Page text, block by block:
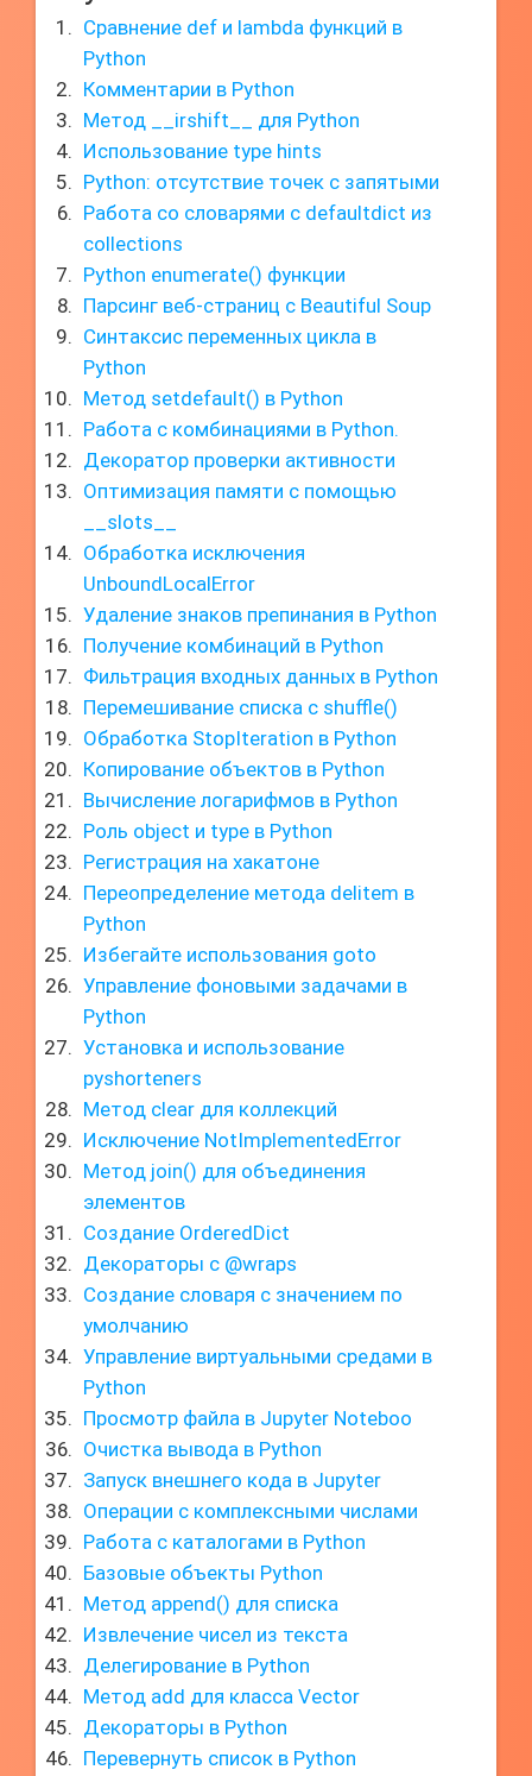
Сравнение def и lambda функций в
Python
Комментарии в Python
Метод __irshift__ для Python
Использование type hints
Python: отсутствие точек с запятыми
Работа со словарями с defaultdict из
collections
Python enumerate() функции
Парсинг веб-страниц с Beautiful Soup
Синтаксис переменных цикла в
Python
Метод setdefault() в Python
Работа с комбинациями в Python.
Декоратор проверки активности
Оптимизация памяти с помощью
__slots__
Обработка исключения
UnboundLocalError
Удаление знаков препинания в Python
Получение комбинаций в Python
Фильтрация входных данных в Python
Перемешивание списка с shuffle()
Обработка StopIteration в Python
Копирование объектов в Python
Вычисление логарифмов в Python
Роль object и type в Python
Регистрация на хакатоне
Переопределение метода delitem в
Python
Избегайте использования goto
Управление фоновыми задачами в
Python
Установка и использование
pyshorteners
Метод clear для коллекций
Исключение NotImplementedError
Метод join() для объединения
элементов
Создание OrderedDict
Декораторы с @wraps
Создание словаря с значением по
умолчанию
Управление виртуальными средами в
Python
Просмотр файла в Jupyter Noteboo
Очистка вывода в Python
Запуск внешнего кода в Jupyter
Операции с комплексными числами
Работа с каталогами в Python
Базовые объекты Python
Метод append() для списка
Извлечение чисел из текста
Делегирование в Python
Метод add для класса Vector
Декораторы в Python
Перевернуть список в Python